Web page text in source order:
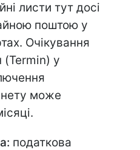
листи тут досі
поштою у
Очікування
(Termin) у
може
податкова